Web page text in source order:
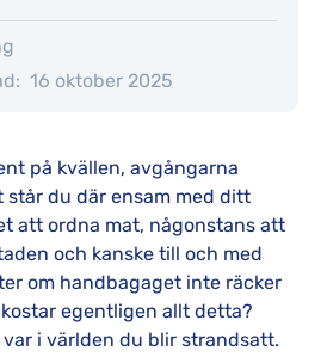
16 oktober 2025
på kvällen, avgångarna
du där ensam med ditt
att ordna mat, någonstans att
och kanske till och med
om handbagaget inte räcker
egentligen allt detta?
i världen du blir strandsatt.